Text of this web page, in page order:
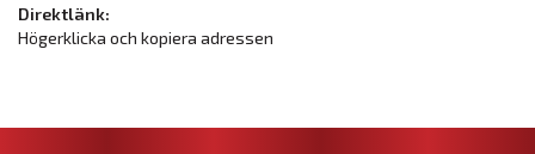
Direktlänk:
Högerklicka och kopiera adressen